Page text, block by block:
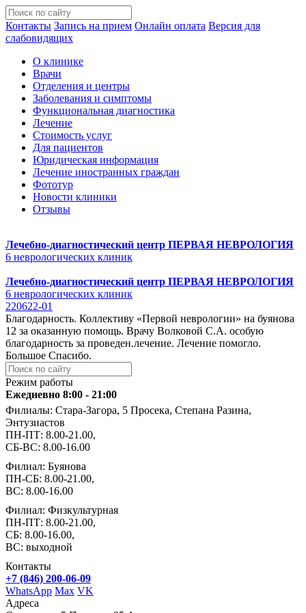
Контакты Запись на прием Онлайн оплата Версия для
слабовидящих
О клинике
Врачи
Отделения и центры
Заболевания и симптомы
Функциональная диагностика
Лечение
Стоимость услуг
Для пациентов
Юридическая информация
Лечение иностранных граждан
Фототур
Новости клиники
Отзывы
Лечебно-диагностический центр ПЕРВАЯ НЕВРОЛОГИЯ
6 неврологических клиник
Лечебно-диагностический центр ПЕРВАЯ НЕВРОЛОГИЯ
6 неврологических клиник
220622-01
Благодарность. Коллективу «Первой неврологии» на буянова
12 за оказанную помощь. Врачу Волковой С.А. особую
благодарность за проведен.лечение. Лечение помогло.
Большое Спасибо.
Режим работы
Ежедневно 8:00 - 21:00
Филиалы: Стара-Загора, 5 Просека, Степана Разина,
Энтузиастов
ПН-ПТ: 8.00-21.00,
СБ-ВС: 8.00-16.00
Филиал: Буянова
ПН-СБ: 8.00-21.00,
ВС: 8.00-16.00
Филиал: Физкультурная
ПН-ПТ: 8.00-21.00,
СБ: 8.00-16.00,
ВС: выходной
Контакты
+7 (846) 200-06-09
WhatsApp Max VK
Адреса